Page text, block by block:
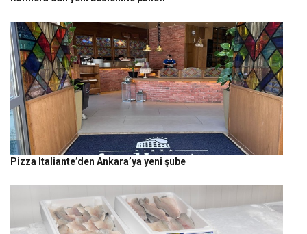
Pizza Italiante’den Ankara’ya yeni şube